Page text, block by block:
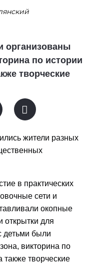
организованы
по истории
творческие
жители разных
в практических
сети и
окопные
открытки для
детьми были
викторина по
также творческие